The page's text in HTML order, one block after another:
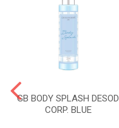
GB BODY SPLASH DESOD
CORP. BLUE